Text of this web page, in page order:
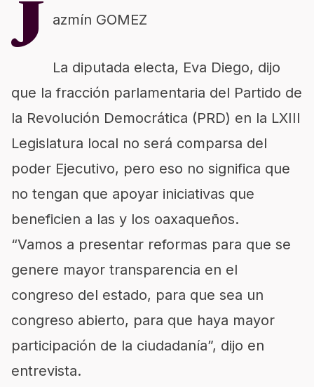
J azmín GOMEZ
La diputada electa, Eva Diego, dijo
que la fracción parlamentaria del Partido de
la Revolución Democrática (PRD) en la LXIII
Legislatura local no será comparsa del
poder Ejecutivo, pero eso no significa que
no tengan que apoyar iniciativas que
beneficien a las y los oaxaqueños.
“Vamos a presentar reformas para que se
genere mayor transparencia en el
congreso del estado, para que sea un
congreso abierto, para que haya mayor
participación de la ciudadanía”, dijo en
entrevista.